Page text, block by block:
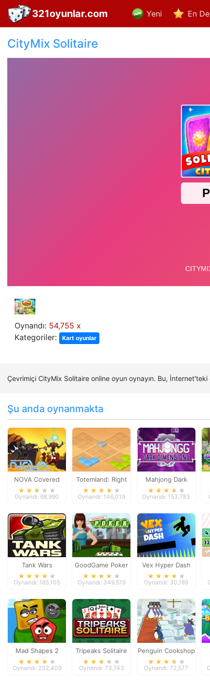
321oyunlar.com Yeni En
CityMix Solitaire
Oynandı: 54,755 x
Kategoriler:
Kart oyunlar
Çevrimiçi CityMix Solitaire online oyun oynayın. Bu,
Şu anda oynanmakta
NOVA Covered
Ops
Oynandı: 68,990
Totemland: Right
Trick
Oynandı: 146,019
Mahjong Dark
Dimensions
Oynandı: 153,783
Tank Wars
Oynandı: 165,105
GoodGame Poker
Oynandı: 349,519
Vex Hyper Dash
Oynandı: 30,189
Mad Shapes 2
Oynandı: 232,409
Tripeaks Solitaire
Oynandı: 73,743
Penguin Cookshop
Oynandı: 72,577